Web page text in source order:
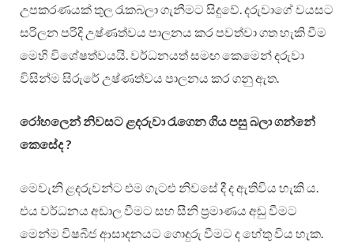
උපකරණයක් තුල රැකබලා ගැනීමට සිදුවේ. දරුවාගේ වයසට
සරිලන පරිදි උෂ්ණත්වය පාලනය කර පවත්වා ගත හැකි වීම
මෙහි විශේෂත්වයයි. වර්ධනයත් සමඟ කෙමෙන් දරුවා
විසින්ම සිරුරේ උෂ්ණත්වය පාලනය කර ගනු ඇත.
රෝහලෙන් නිවසට ළදරුවා රැගෙන ගිය පසු බලා ගන්නේ
කෙසේද ?
මෙවැනි ළදරුවන්ට එම ගැටළු නිවසේ දී ද ඇතිවිය හැකි ය.
එය වර්ධනය අඩාල වීමට සහ සීනි ප්‍රමාණය අඩු වීමට
මෙන්ම විෂබීජ ආසාදනයට ගොදුරු වීමට ද හේතු විය හැක.